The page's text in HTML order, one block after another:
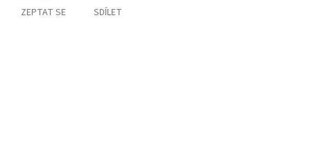
ZEPTAT SE SDÍLET